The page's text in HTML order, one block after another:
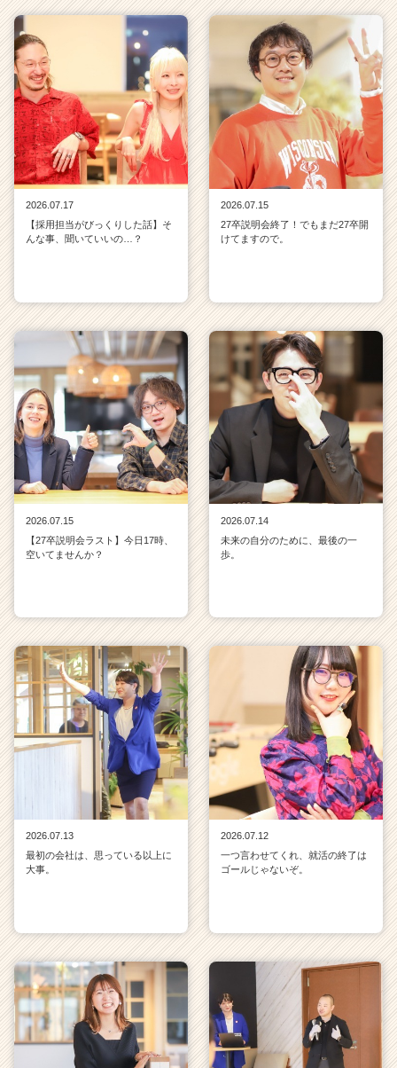
2026.07.17
【採用担当がびっくりした話】そ
んな事、聞いていいの…？
2026.07.15
27卒説明会終了！でもまだ27卒開
けてますので。
2026.07.15
【27卒説明会ラスト】今日17時、
空いてませんか？
2026.07.14
未来の自分のために、最後の一
歩。
2026.07.13
最初の会社は、思っている以上に
大事。
2026.07.12
一つ言わせてくれ、就活の終了は
ゴールじゃないぞ。